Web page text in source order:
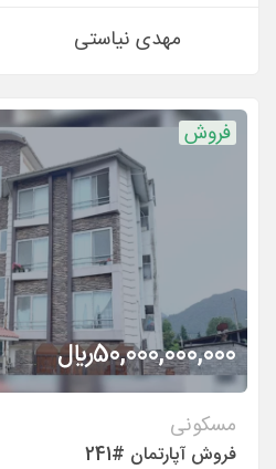
مهدی نیاستی
فروش
50,000,000,000ريال
مسکونی
فروش آپارتمان #241